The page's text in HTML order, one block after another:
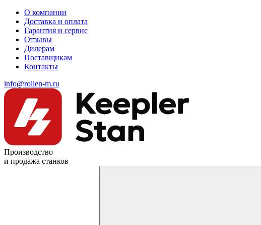
О компании
Доставка и оплата
Гарантия и сервис
Отзывы
Дилерам
Поставщикам
Контакты
info@rollen-m.ru
Производство
и продажа станков